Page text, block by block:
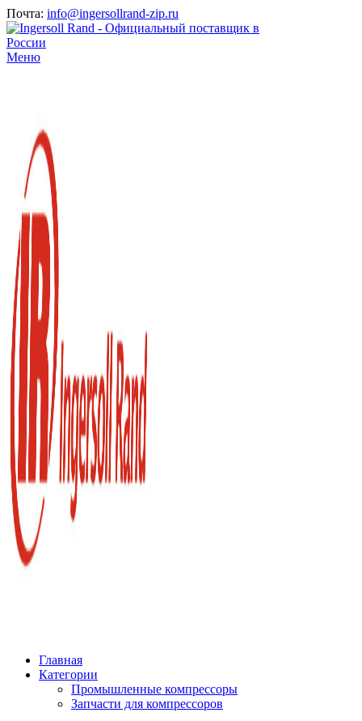
Почта: info@ingersollrand-zip.ru
Меню
Главная
Категории
Промышленные компрессоры
Запчасти для компрессоров